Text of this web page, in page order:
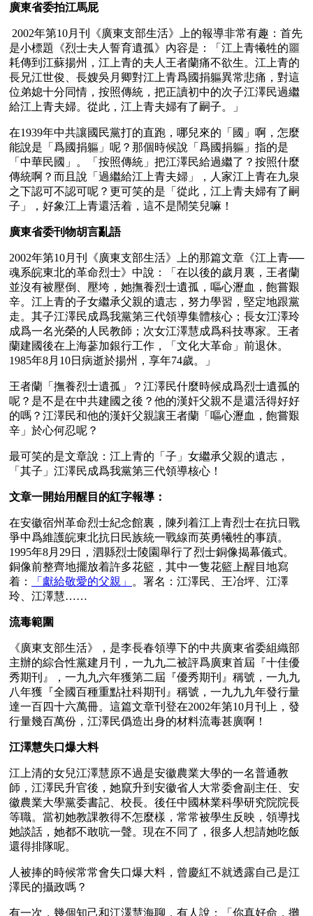
廣東省委拍江馬屁
是小標題《烈士夫人誓育遺孤》內容是：「江上青犧牲的噩
耗傳到江蘇揚州，江上青的夫人王者蘭痛不欲生。江上青的
長兄江世俊、長嫂吳月卿對江上青爲國捐軀異常悲痛，對這
位弟媳十分同情，按照傳統，把正讀初中的次子江澤民過繼
給江上青夫婦。從此，江上青夫婦有了嗣子。」
在1939年中共讓國民黨打的直跑，哪兒來的「國」啊，怎麼
能說是「爲國捐軀」呢？那個時候說「爲國捐軀」指的是
「中華民國」。「按照傳統」把江澤民給過繼了？按照什麼
傳統啊？而且說「過繼給江上青夫婦」，人家江上青在九泉
之下認可不認可呢？更可笑的是「從此，江上青夫婦有了嗣
子」，好象江上青還活着，這不是鬧笑兒嘛！
廣東省委刊物胡言亂語
2002年第10月刊《廣東支部生活》上的那篇文章《江上青──
魂系皖東北的革命烈士》中說：「在以後的歲月裏，王者蘭
並沒有被壓倒、壓垮，她撫養烈士遺孤，嘔心瀝血，飽嘗艱
辛。江上青的子女繼承父親的遺志，努力學習，堅定地跟黨
走。其子江澤民成爲我黨第三代領導集體核心；長女江澤玲
成爲一名光榮的人民教師；次女江澤慧成爲科技專家。王者
蘭建國後在上海蔘加銀行工作，「文化大革命」前退休。
1985年8月10日病逝於揚州，享年74歲。」
王者蘭「撫養烈士遺孤」？江澤民什麼時候成爲烈士遺孤的
呢？是不是在中共建國之後？他的漢奸父親不是還活得好好
的嗎？江澤民和他的漢奸父親讓王者蘭「嘔心瀝血，飽嘗艱
辛」於心何忍呢？
最可笑的是文章說：江上青的「子」女繼承父親的遺志，
「其子」江澤民成爲我黨第三代領導核心！
文章一開始用醒目的紅字報導：
在安徽宿州革命烈士紀念館裏，陳列着江上青烈士在抗日戰
爭中爲維護皖東北抗日民族統一戰線而英勇犧牲的事蹟。
1995年8月29日，泗縣烈士陵園舉行了烈士銅像揭幕儀式。
銅像前整齊地擺放着許多花籃，其中一隻花籃上醒目地寫
着：
「獻給敬愛的父親」
。署名：江澤民、王冶坪、江澤
玲、江澤慧……
流毒範圍
《廣東支部生活》，是李長春領導下的中共廣東省委組織部
主辦的綜合性黨建月刊，一九九二被評爲廣東首屆『十佳優
秀期刊』，一九九六年獲第二屆『優秀期刊』稱號，一九九
八年獲『全國百種重點社科期刊』稱號，一九九九年發行量
達一百四十六萬冊。這篇文章刊登在2002年第10月刊上，發
行量幾百萬份，江澤民僞造出身的材料流毒甚廣啊！
江澤慧失口爆大料
江上清的女兒江澤慧原不過是安徽農業大學的一名普通教
師，江澤民升官後，她竄升到安徽省人大常委會副主任、安
徽農業大學黨委書記、校長。後任中國林業科學研究院院長
等職。當初她教課教得不怎麼樣，常常被學生反映，領導找
她談話，她都不敢吭一聲。現在不同了，很多人想請她吃飯
還得排隊呢。
人被捧的時候常常會失口爆大料，曾慶紅不就透露自己是江
澤民的攝政嗎？
有一次，幾個知己和江澤慧海聊，有人說：「你真好命，攤